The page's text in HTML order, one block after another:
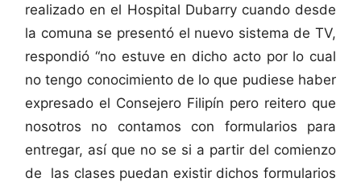
realizado en el Hospital Dubarry cuando desde
la comuna se presentó el nuevo sistema de TV,
respondió “no estuve en dicho acto por lo cual
no tengo conocimiento de lo que pudiese haber
expresado el Consejero Filipín pero reitero que
nosotros no contamos con formularios para
entregar, así que no se si a partir del comienzo
de las clases puedan existir dichos formularios